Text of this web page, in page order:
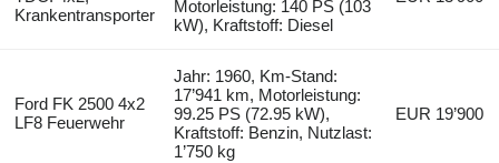
Krankentransporter
Motorleistung: 140 PS (103
kW), Kraftstoff: Diesel
Ford FK 2500 4x2
LF8 Feuerwehr
Jahr: 1960, Km-Stand:
17’941 km, Motorleistung:
99.25 PS (72.95 kW),
Kraftstoff: Benzin, Nutzlast:
1’750 kg
EUR 19’900